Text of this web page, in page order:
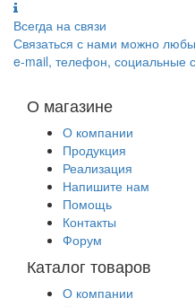
Всегда на связи
Связаться с нами можно
e-mail, телефон, социальные
О магазине
О компании
Продукция
Реализация
Напишите нам
Помощь
Контакты
Форум
Каталог товаров
О компании